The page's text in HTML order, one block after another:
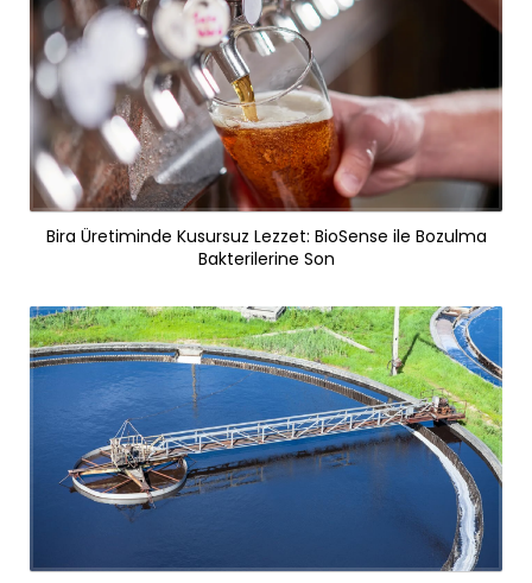
Bira Üretiminde Kusursuz Lezzet: BioSense ile Bozulma
Bakterilerine Son